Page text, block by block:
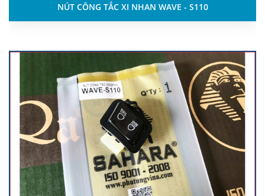
NÚT CÔNG TẮC XI NHAN WAVE - S110